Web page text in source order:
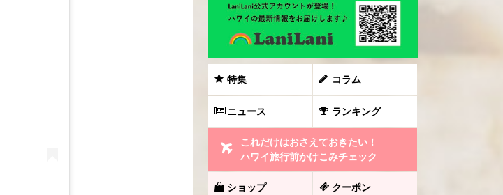
特集 コラム
ニュース ランキング
これだけはおさえておきたい！
ハワイ旅行前かけこみチェック
ショップ クーポン